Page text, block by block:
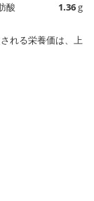
酸
1.36g
れる栄養価は、上